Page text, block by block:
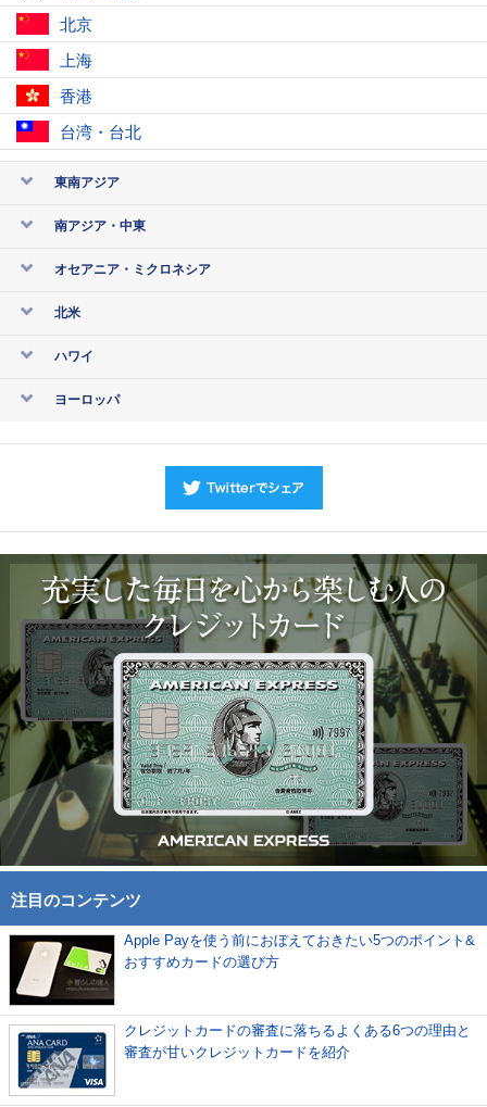
北京
上海
香港
台湾・台北
東南アジア
南アジア・中東
オセアニア・ミクロネシア
北米
ハワイ
ヨーロッパ
注目のコンテンツ
Apple Payを使う前におぼえておきたい5つのポイント&
おすすめカードの選び方
クレジットカードの審査に落ちるよくある6つの理由と
審査が甘いクレジットカードを紹介